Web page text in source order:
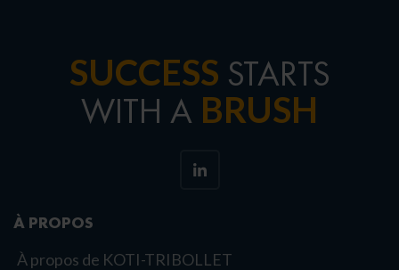
SUCCESS STARTS
WITH A BRUSH
À PROPOS
À propos de KOTI-TRIBOLLET